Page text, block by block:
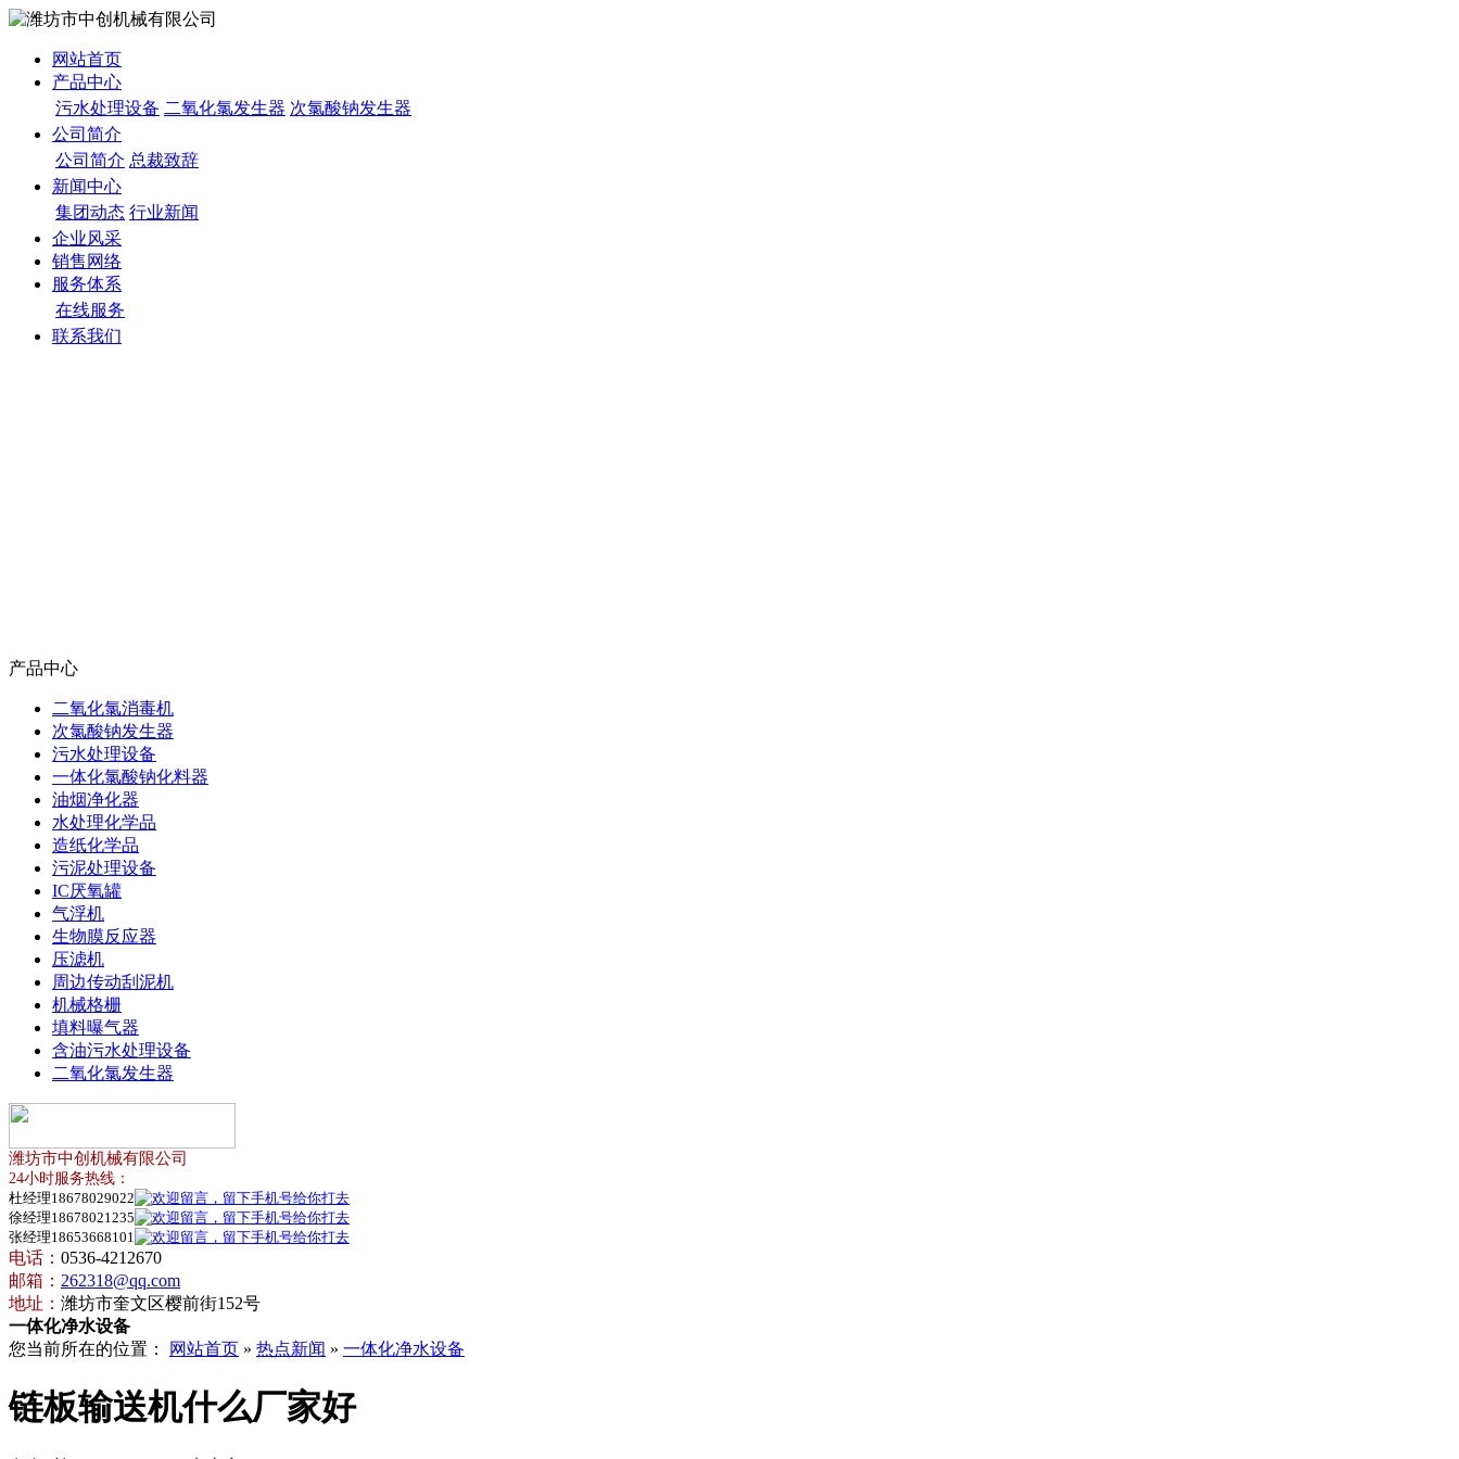
网站首页
产品中心
污水处理设备 二氧化氯发生器 次氯酸钠发生器
公司简介
公司简介 总裁致辞
新闻中心
集团动态 行业新闻
企业风采
销售网络
服务体系
在线服务
联系我们
产品中心
二氧化氯消毒机
次氯酸钠发生器
污水处理设备
一体化氯酸钠化料器
油烟净化器
水处理化学品
造纸化学品
污泥处理设备
IC厌氧罐
气浮机
生物膜反应器
压滤机
周边传动刮泥机
机械格栅
填料曝气器
含油污水处理设备
二氧化氯发生器
潍坊市中创机械有限公司
24小时服务热线：
杜经理18678029022
徐经理18678021235
张经理18653668101
电话： 0536-4212670
邮箱： 262318@qq.com
地址： 潍坊市奎文区樱前街152号
一体化净水设备
您当前所在的位置：
网站首页 » 热点新闻 » 一体化净水设备
链板输送机什么厂家好